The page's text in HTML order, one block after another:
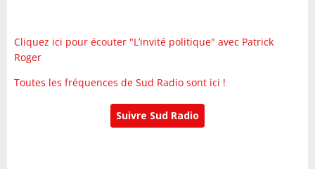
Cliquez ici pour écouter "L’invité politique" avec Patrick
Roger
Toutes les fréquences de Sud Radio sont ici !
Suivre Sud Radio